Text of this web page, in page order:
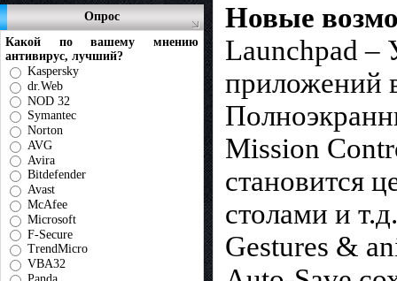
Опрос
Какой по вашему мнению
антивирус, лучший?
Kaspersky
dr.Web
NOD 32
Symantec
Norton
AVG
Avira
Bitdefender
Avast
McAfee
Microsoft
F-Secure
TrendMicro
VBA32
Новые
Launchpad –
приложений
Mission
становится
столами и т.д.
Gestures &